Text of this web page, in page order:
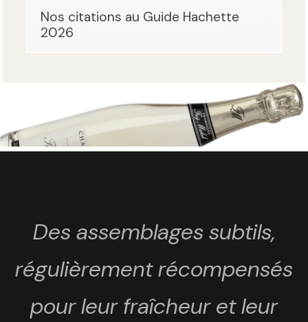
Nos citations au Guide Hachette
2026
Des assemblages subtils,
régulièrement récompensés
pour leur fraîcheur et leur